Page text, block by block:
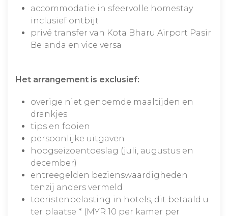
accommodatie in sfeervolle homestay
inclusief ontbijt
privé transfer van Kota Bharu Airport Pasir
Belanda en vice versa
Het arrangement is exclusief:
overige niet genoemde maaltijden en
drankjes
tips en fooien
persoonlijke uitgaven
hoogseizoentoeslag (juli, augustus en
december)
entreegelden bezienswaardigheden
tenzij anders vermeld
toeristenbelasting in hotels, dit betaald u
ter plaatse * (MYR 10 per kamer per